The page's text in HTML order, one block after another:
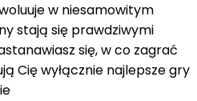
w niesamowitym
stają się prawdziwymi
się, w co zagrać
Cię wyłącznie najlepsze gry